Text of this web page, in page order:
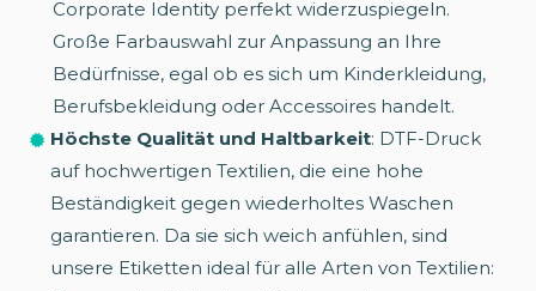
Corporate Identity perfekt widerzuspiegeln.
Große Farbauswahl zur Anpassung an Ihre
Bedürfnisse, egal ob es sich um Kinderkleidung,
Berufsbekleidung oder Accessoires handelt.
Höchste Qualität und Haltbarkeit: DTF-Druck
auf hochwertigen Textilien, die eine hohe
Beständigkeit gegen wiederholtes Waschen
garantieren. Da sie sich weich anfühlen, sind
unsere Etiketten ideal für alle Arten von Textilien: